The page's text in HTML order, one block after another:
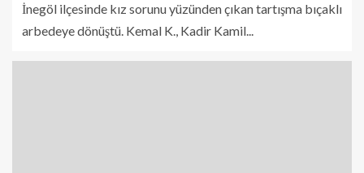
İnegöl ilçesinde kız sorunu yüzünden çıkan tartışma bıçaklı
arbedeye dönüştü. Kemal K., Kadir Kamil...